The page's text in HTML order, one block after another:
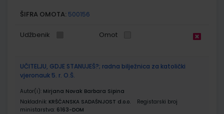
ŠIFRA OMOTA: 500156
Udžbenik Omot
UČITELJU, GDJE STANUJEŠ?; radna bilježnica za katolički
vjeronauk 5. r. O.Š.
Autor(i): Mirjana Novak Barbara Sipina
Nakladnik: KRŠĆANSKA SADAŠNJOST d.o.o.
Registarski broj
ministarstva: 6163-DOM